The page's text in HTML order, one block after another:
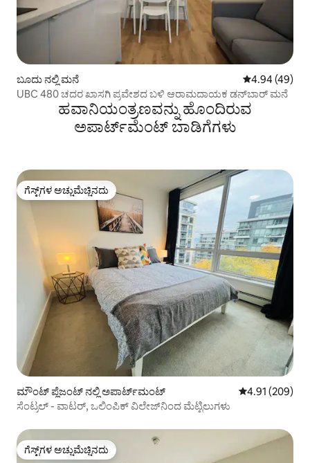
ಬೂದು ನಲ್ಲಿ ಮನೆ 5 ರಲ್ಲಿ 4.94
4.94 (49)
UBC 480 ಚದರ ಖಾಸಗಿ ಪ್ರವೇಶದ ಬಳಿ ಆರಾಮದಾಯಕ ಡನ್‌ಬಾರ್ ಮನೆ
ಹವಾನಿಯಂತ್ರಣವನ್ನು ಹೊಂದಿರುವ
ಅಪಾರ್ಟ್‌ಮೆಂಟ್‌ ಬಾಡಿಗೆಗಳು
ಗೆಸ್ಟ್‌ಗಳ ಅಚ್ಚುಮೆಚ್ಚಿನದು
ಗೆಸ್ಟ್‌ಗಳ ಅಚ್ಚುಮೆಚ್ಚಿನದು
ಮೌಂಟ್ ಪ್ಲೆಜಂಟ್ ನಲ್ಲಿ ಅಪಾರ್ಟ್‌ಮಂಟ್ 5 ರಲ್ಲಿ 4.91
4.91 (209)
ಸೆಂಟ್ರಲ್ - ವಾಟರ್, ಒಲಿಂಪಿಕ್ ವಿಲೇಜ್‌ನಿಂದ ಮೆಟ್ಟಿಲುಗಳು
ಗೆಸ್ಟ್‌ಗಳ ಅಚ್ಚುಮೆಚ್ಚಿನದು
ಗೆಸ್ಟ್‌ಗಳ ಅಚ್ಚುಮೆಚ್ಚಿನದು